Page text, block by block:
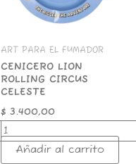
ART PARA EL FUMADOR
CENICERO LION
ROLLING CIRCUS
CELESTE
$ 3.400,00
Añadir al carrito